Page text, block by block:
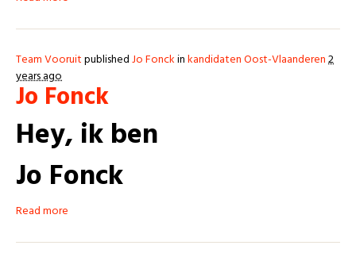
Team VooruitpublishedJo Fonckinkandidaten Oost-Vlaanderen2
years ago
Jo Fonck
Hey, ik ben
Jo Fonck
Read more